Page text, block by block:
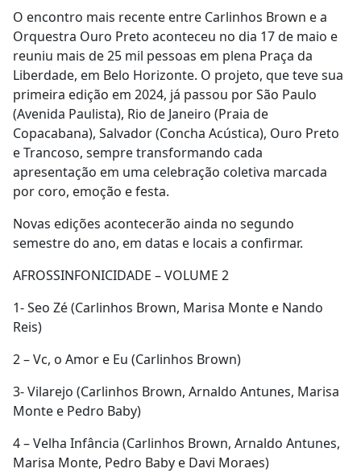
O encontro mais recente entre Carlinhos Brown e a
Orquestra Ouro Preto aconteceu no dia 17 de maio e
reuniu mais de 25 mil pessoas em plena Praça da
Liberdade, em Belo Horizonte. O projeto, que teve sua
primeira edição em 2024, já passou por São Paulo
(Avenida Paulista), Rio de Janeiro (Praia de
Copacabana), Salvador (Concha Acústica), Ouro Preto
e Trancoso, sempre transformando cada
apresentação em uma celebração coletiva marcada
por coro, emoção e festa.
Novas edições acontecerão ainda no segundo
semestre do ano, em datas e locais a confirmar.
AFROSSINFONICIDADE – VOLUME 2
1- Seo Zé (Carlinhos Brown, Marisa Monte e Nando
Reis)
2 – Vc, o Amor e Eu (Carlinhos Brown)
3- Vilarejo (Carlinhos Brown, Arnaldo Antunes, Marisa
Monte e Pedro Baby)
4 – Velha Infância (Carlinhos Brown, Arnaldo Antunes,
Marisa Monte, Pedro Baby e Davi Moraes)